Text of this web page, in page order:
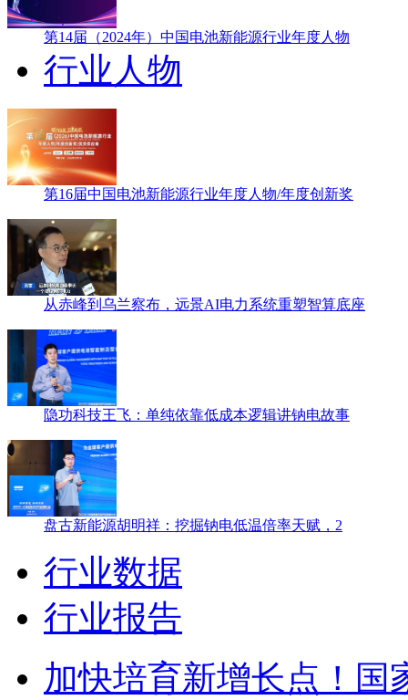
第14届（2024年）中国电池新能源行业年度人物
行业人物
第16届中国电池新能源行业年度人物/年度创新奖
从赤峰到乌兰察布，远景AI电力系统重塑智算底座
隐功科技王飞：单纯依靠低成本逻辑讲钠电故事
盘古新能源胡明祥：挖掘钠电低温倍率天赋，2
行业数据
行业报告
加快培育新增长点！国